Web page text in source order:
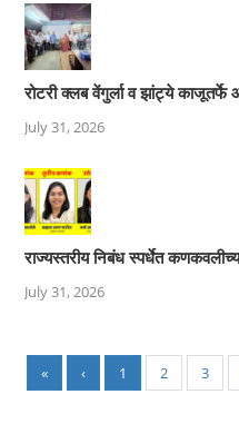
रोटरी क्लब वेंगुर्ला व झांट्ये काजूतर्फे
July 31, 2026
राज्यस्तरीय निबंध स्पर्धेत
July 31, 2026
« ‹ 1 2 3